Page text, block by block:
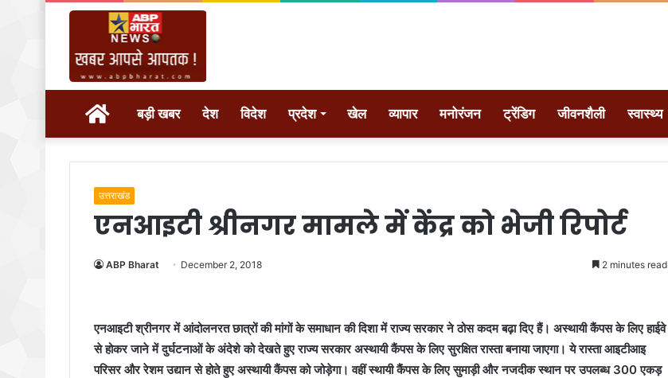
होम बड़ी खबर देश विदेश प्रदेश खेल व्यापार मनोरंजन ट्रेंडिग जीवनशैली स्वास्थ्य
उत्तराखंड
एनआइटी श्रीनगर मामले में केंद्र को भेजी रिपोर्ट
ABP Bharat December 2, 2018 2 minutes read
एनआइटी श्रीनगर में आंदोलनरत छात्रों की मांगों के समाधान की दिशा में राज्य सरकार ने ठोस कदम बढ़ा दिए हैं। अस्थायी कैंपस के लिए हाईवे
से होकर जाने में दुर्घटनाओं के अंदेशे को देखते हुए राज्य सरकार अस्थायी कैंपस के लिए सुरक्षित रास्ता बनाया जाएगा। ये रास्ता आइटीआइ
परिसर और रेशम उद्यान से होते हुए अस्थायी कैंपस को जोड़ेगा। वहीं स्थायी कैंपस के लिए सुमाड़ी और नजदीक स्थान पर उपलब्ध 300 एकड़